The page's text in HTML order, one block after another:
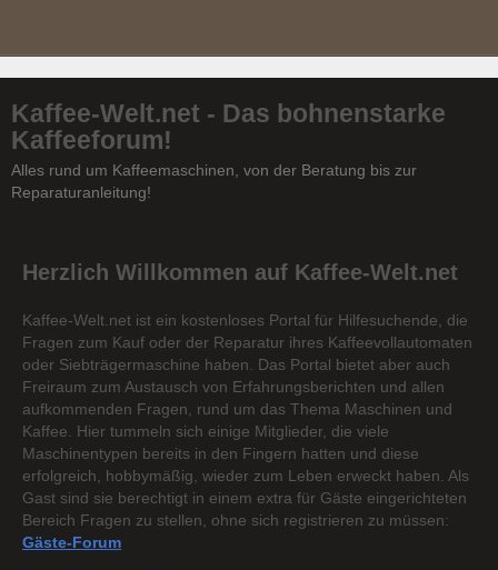
Kaffee-Welt.net - Das bohnenstarke
Kaffeeforum!
Alles rund um Kaffeemaschinen, von der Beratung bis zur
Reparaturanleitung!
Herzlich Willkommen auf Kaffee-Welt.net
Kaffee-Welt.net ist ein kostenloses Portal für Hilfesuchende, die
Fragen zum Kauf oder der Reparatur ihres Kaffeevollautomaten
oder Siebträgermaschine haben. Das Portal bietet aber auch
Freiraum zum Austausch von Erfahrungsberichten und allen
aufkommenden Fragen, rund um das Thema Maschinen und
Kaffee. Hier tummeln sich einige Mitglieder, die viele
Maschinentypen bereits in den Fingern hatten und diese
erfolgreich, hobbymäßig, wieder zum Leben erweckt haben. Als
Gast sind sie berechtigt in einem extra für Gäste eingerichteten
Bereich Fragen zu stellen, ohne sich registrieren zu müssen:
Gäste-Forum